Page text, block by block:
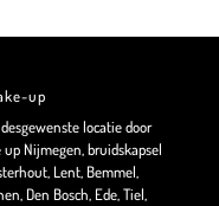
up
locatie door
Nijmegen, bruidskapsel
Lent, Bemmel,
Den Bosch, Ede, Tiel,